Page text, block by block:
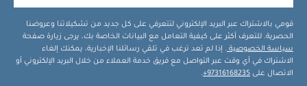
قومي بالاشتراك عبر البريد الإلكتروني لتتعرفي على كل جديد من تشكيلاتنا وعروضنا
الحصرية. للتعرف أكثر على كيفية التعامل مع البيانات الخاصة بك، يرجى زيارة صفحة
سياسة الخصوصية . إذا لم تعد ترغب في تلقي رسائلنا الإخبارية، يمكنك إلغاء
الاشتراك في أي وقت عبر التواصل مع فريق خدمة العملاء من خلال البريد الإلكتروني أو
الاتصال على 97316168235+
.